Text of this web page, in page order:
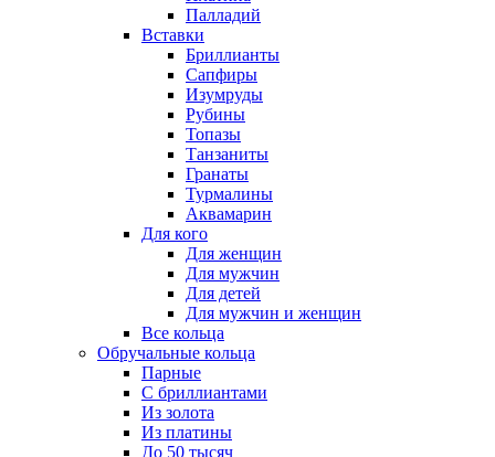
Палладий
Вставки
Бриллианты
Сапфиры
Изумруды
Рубины
Топазы
Танзаниты
Гранаты
Турмалины
Аквамарин
Для кого
Для женщин
Для мужчин
Для детей
Для мужчин и женщин
Все кольца
Обручальные кольца
Парные
С бриллиантами
Из золота
Из платины
До 50 тысяч